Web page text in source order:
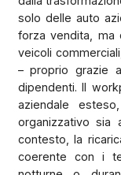
solo delle auto
forza vendita, ma
veicoli
– proprio grazie
dipendenti. Il
aziendale
organizzativo sia
contesto, la
coerente con i